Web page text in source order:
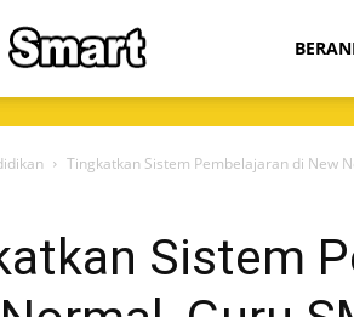
Tingkatkan Sistem Pembelajaran di New
Sistem